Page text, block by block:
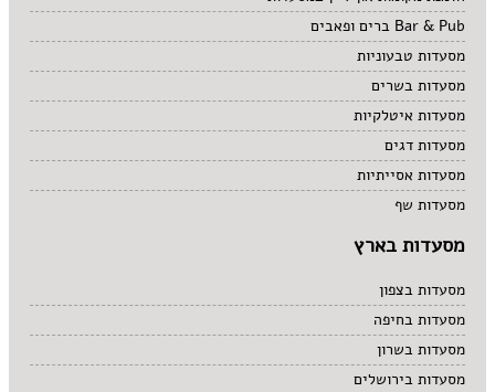
Bar & Pub ברים ופאבים
מסעדות טבעוניות
מסעדות בשרים
מסעדות איטלקיות
מסעדות דגים
מסעדות אסייתיות
מסעדות שף
מסעדות בארץ
מסעדות בצפון
מסעדות בחיפה
מסעדות בשרון
מסעדות בירושלים